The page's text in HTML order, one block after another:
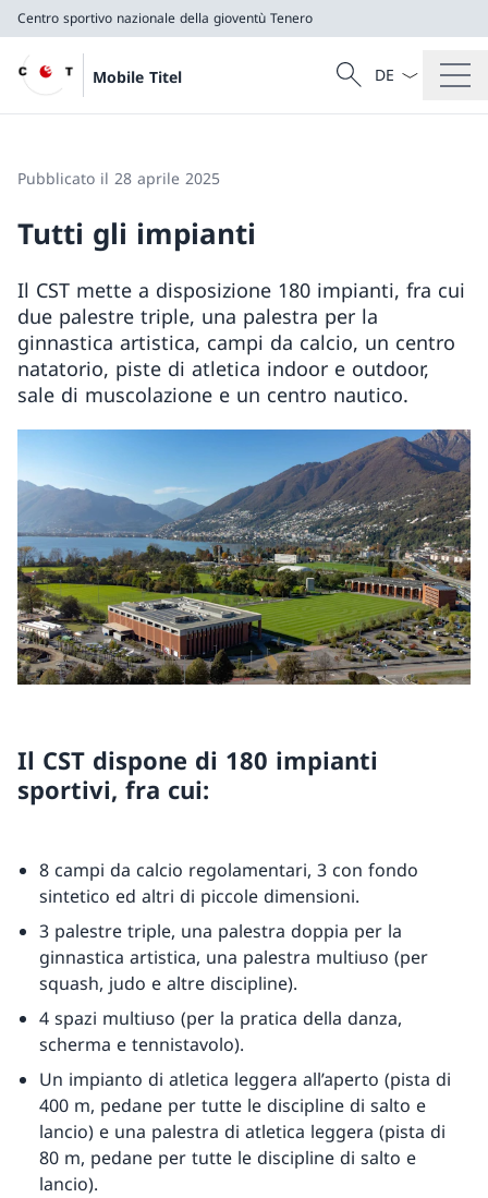
Centro sportivo nazionale della gioventù Tenero
Mobile Titel
Cercare
Ricerca
Dal menu a
Pubblicato il 28 aprile 2025
Tutti gli impianti
Il CST mette a disposizione 180 impianti, fra cui
due palestre triple, una palestra per la
ginnastica artistica, campi da calcio, un centro
natatorio, piste di atletica indoor e outdoor,
sale di muscolazione e un centro nautico.
Il CST dispone di 180 impianti
sportivi, fra cui:
8 campi da calcio regolamentari, 3 con fondo
sintetico ed altri di piccole dimensioni.
3 palestre triple, una palestra doppia per la
ginnastica artistica, una palestra multiuso (per
squash, judo e altre discipline).
4 spazi multiuso (per la pratica della danza,
scherma e tennistavolo).
Un impianto di atletica leggera all’aperto (pista di
400 m, pedane per tutte le discipline di salto e
lancio) e una palestra di atletica leggera (pista di
80 m, pedane per tutte le discipline di salto e
lancio).